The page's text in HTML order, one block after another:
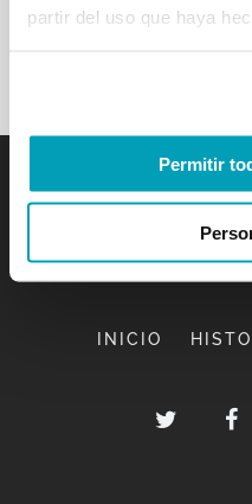
partir del uso que haya
Permitir
INICIO